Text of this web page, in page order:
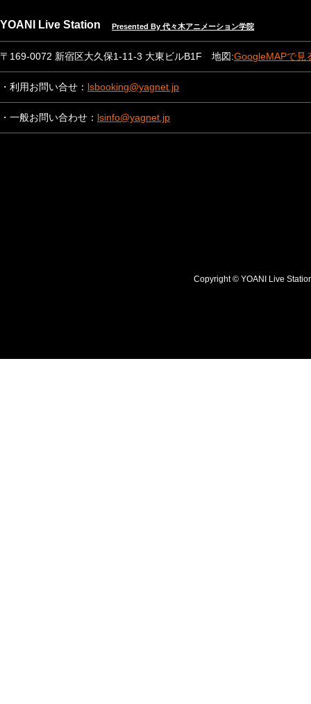
YOANI Live Station Presented By 代々木アニメーション学院
〒169-0072 新宿区大久保1-11-3 大東ビルB1F 地図:GoogleMAPで見
・利用お問い合せ： lsbooking@yagnet.jp
・一般お問い合わせ： lsinfo@yagnet.jp
Copyright © YOANI Live